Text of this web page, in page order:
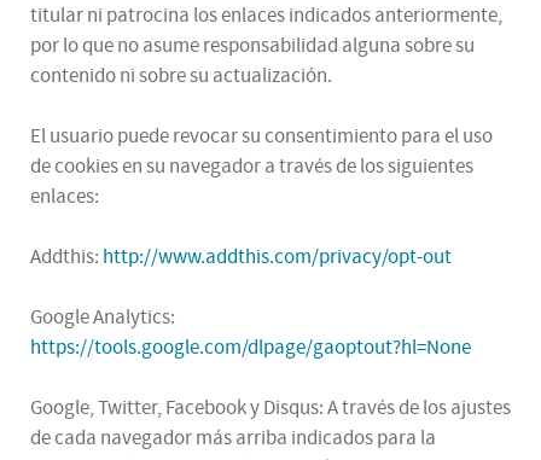
titular ni patrocina los enlaces indicados anteriormente,
por lo que no asume responsabilidad alguna sobre su
contenido ni sobre su actualización.
El usuario puede revocar su consentimiento para el uso
de cookies en su navegador a través de los siguientes
enlaces:
Addthis: http://www.addthis.com/privacy/opt-out
Google Analytics:
https://tools.google.com/dlpage/gaoptout?hl=None
Google, Twitter, Facebook y Disqus: A través de los ajustes
de cada navegador más arriba indicados para la